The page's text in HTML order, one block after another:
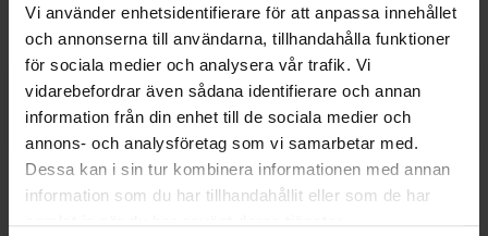
Vi använder enhetsidentifierare för att anpassa innehållet
och annonserna till användarna, tillhandahålla funktioner
för sociala medier och analysera vår trafik. Vi
vidarebefordrar även sådana identifierare och annan
information från din enhet till de sociala medier och
annons- och analysföretag som vi samarbetar med.
Dessa kan i sin tur kombinera informationen med annan
information som du har tillhandahållit eller som de har
samlat in när du har använt deras tjänster.